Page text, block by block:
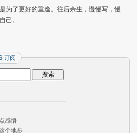
为了更好的重逢。往后余生，慢慢写，慢
己。
订阅
感悟
个地步